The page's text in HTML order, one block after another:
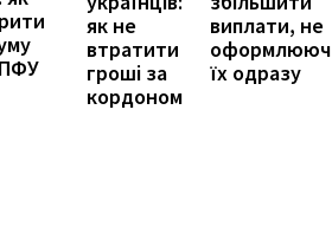
як не
втратити
гроші за
кордоном
виплати, не
їх одразу